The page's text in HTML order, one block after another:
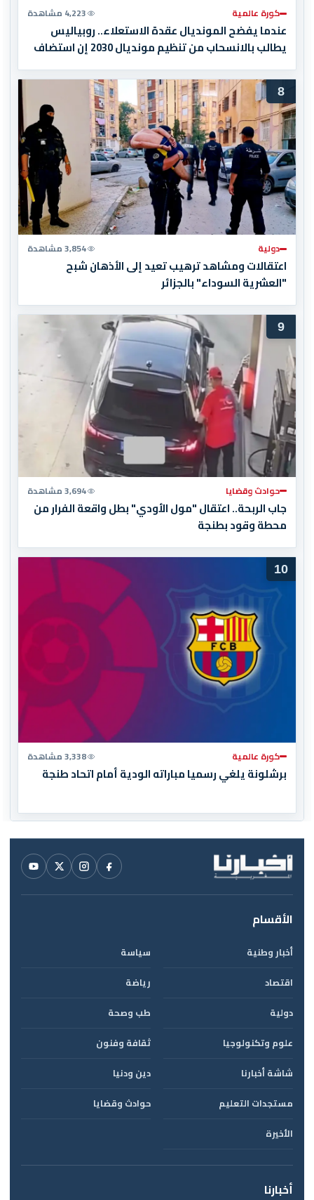
كورة عالمية 4,223 مشاهدة
عندما يفضح المونديال عقدة الاستعلاء.. روبياليس
يطالب بالانسحاب من تنظيم مونديال 2030 إن استضاف
المغرب المباراة النهائية!
8
دولية 3,854 مشاهدة
اعتقالات ومشاهد ترهيب تعيد إلى الأذهان شبح
"العشرية السوداء" بالجزائر
9
حوادث وقضايا 3,694 مشاهدة
جاب الربحة.. اعتقال "مول الأودي" بطل واقعة الفرار من
محطة وقود بطنجة
10
كورة عالمية 3,338 مشاهدة
برشلونة يلغي رسميا مباراته الودية أمام اتحاد طنجة
الأقسام
أخبار وطنية
سياسة
اقتصاد
رياضة
دولية
طب وصحة
علوم وتكنولوجيا
ثقافة وفنون
شاشة أخبارنا
دين ودنيا
مستجدات التعليم
حوادث وقضايا
الأخيرة
أخبارنا